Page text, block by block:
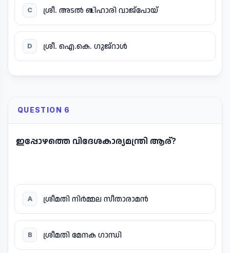
C ശ്രീ. അടൽ ബിഹാരി വാജ്പോയ്
D ശ്രീ. ഐ.കെ. ഗുജ്റാൾ
QUESTION 6
ഇപ്പോഴത്തെ വിദേശകാര്യമന്ത്രി ആര്?
A ശ്രീമതി നിർമ്മല സീതാരാമൻ
B ശ്രീമതി മേനക ഗാന്ധി